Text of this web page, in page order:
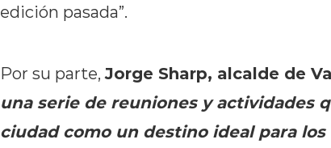
edición pasada”.
Por su parte,Jorge Sharp, alcalde de
una serie de reuniones y actividades
ciudad como un destino ideal para